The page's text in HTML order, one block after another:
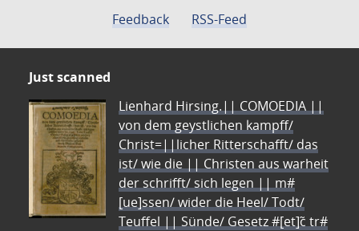
Feedback
RSS-Feed
Just scanned
Lienhard Hirsing.|| COMOEDIA ||
von dem geystlichen kampff/
Christ=||licher Ritterschafft/ das
ist/ wie die || Christen aus warheit
der schrifft/ sich legen || m#
[ue]ssen/ wider die Heel/ Todt/
Teuffel || Sünde/ Gesetz #[et]c̃ tr#